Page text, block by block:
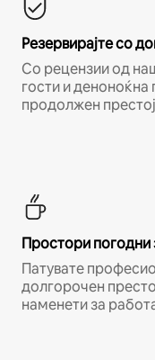
Резервирајте со
Со рецензии од
гости и
продолжен
Простори погодни
Патувате
долгорочен
наменети за